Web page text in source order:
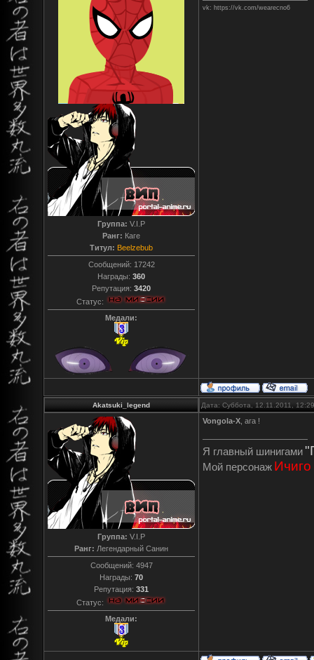
Группа: V.I.P
Ранг: Каге
Титул: Beelzebub
Сообщений: 17242
Награды: 360
Репутация: 3420
Статус:
Медали:
vk: https://vk.com/wearecno6
Akatsuki_legend Дата: Суббота, 12.11.2011,
Группа: V.I.P
Ранг: Легендарный Санин
Сообщений: 4947
Награды: 70
Репутация: 331
Статус:
Медали:
Vongola-X , ага !
Я главный шинигами
Мой персонаж